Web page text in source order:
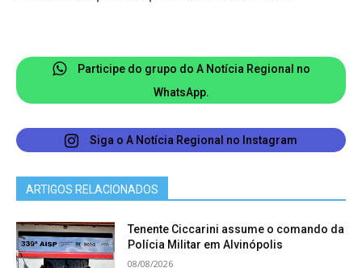
Participe do grupo do A Notícia Regional no
WhatsApp.
Siga o A Notícia Regional no Instagram
ARTIGOS RELACIONADOS
Tenente Ciccarini assume o comando da
Polícia Militar em Alvinópolis
08/08/2026